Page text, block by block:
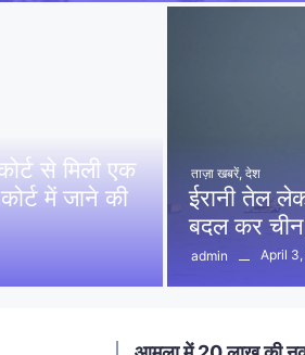
से मिली एक
में जाने की
ताज़ा खबरें, देश
ईरानी तेल
बदल कर
admin April